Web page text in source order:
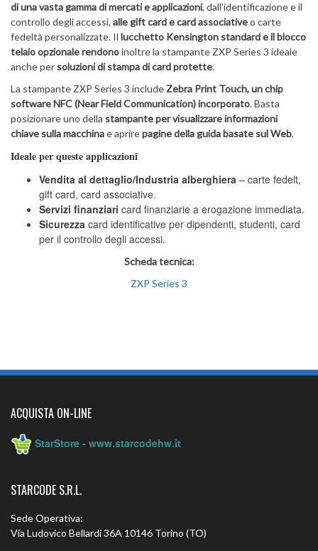
di una vasta gamma di mercati e applicazioni, dall’identificazione e il
controllo degli accessi, alle gift card e card associativeo carte
fedeltà personalizzate. Il lucchetto Kensington standard e il blocco
telaio opzionale rendonoinoltre la stampante ZXP Series 3 ideale
anche per soluzioni di stampa di card protette.
La stampante ZXP Series 3 includeZebra Print Touch, un chip
software NFC (Near Field Communication) incorporato. Basta
posizionare uno della stampante per visualizzare informazioni
chiave sulla macchinae aprirepagine della guida basate sul Web.
Ideale per queste applicazioni
Vendita al dettaglio/Industria alberghiera – carte fedelt,
gift card, card associative.
Servizi finanziari card finanziarie a erogazione immediata.
Sicurezza card identificative per dipendenti, studenti, card
per il controllo degli accessi.
Scheda tecnica:
ZXP Series 3
ACQUISTA ON-LINE
StarStore - www.starcodehw.it
STARCODE S.R.L.
Sede Operativa:
Via Ludovico Bellardi 36A 10146 Torino (TO)